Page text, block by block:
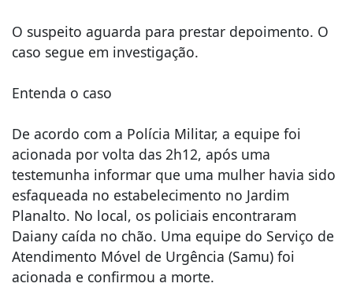
O suspeito aguarda para prestar depoimento. O
caso segue em investigação.
Entenda o caso
De acordo com a Polícia Militar, a equipe foi
acionada por volta das 2h12, após uma
testemunha informar que uma mulher havia sido
esfaqueada no estabelecimento no Jardim
Planalto. No local, os policiais encontraram
Daiany caída no chão. Uma equipe do Serviço de
Atendimento Móvel de Urgência (Samu) foi
acionada e confirmou a morte.